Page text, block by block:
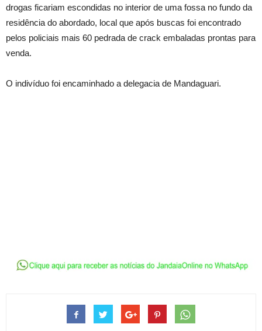
drogas ficariam escondidas no interior de uma fossa no fundo da
residência do abordado, local que após buscas foi encontrado
pelos policiais mais 60 pedrada de crack embaladas prontas para
venda.
O indivíduo foi encaminhado a delegacia de Mandaguari.